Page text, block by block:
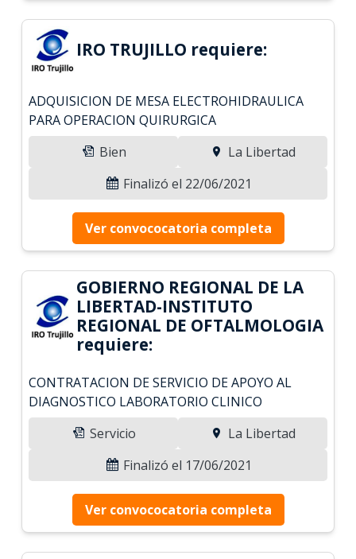
IRO TRUJILLO requiere:
ADQUISICION DE MESA ELECTROHIDRAULICA
PARA OPERACION QUIRURGICA
Bien
La Libertad
Finalizó el 22/06/2021
Ver convococatoria completa
GOBIERNO REGIONAL DE LA
LIBERTAD-INSTITUTO
REGIONAL DE OFTALMOLOGIA
requiere:
CONTRATACION DE SERVICIO DE APOYO AL
DIAGNOSTICO LABORATORIO CLINICO
Servicio
La Libertad
Finalizó el 17/06/2021
Ver convococatoria completa